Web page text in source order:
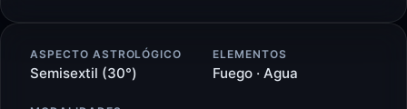
ASPECTO ASTROLÓGICO
Semisextil (30°)
ELEMENTOS
Fuego · Agua